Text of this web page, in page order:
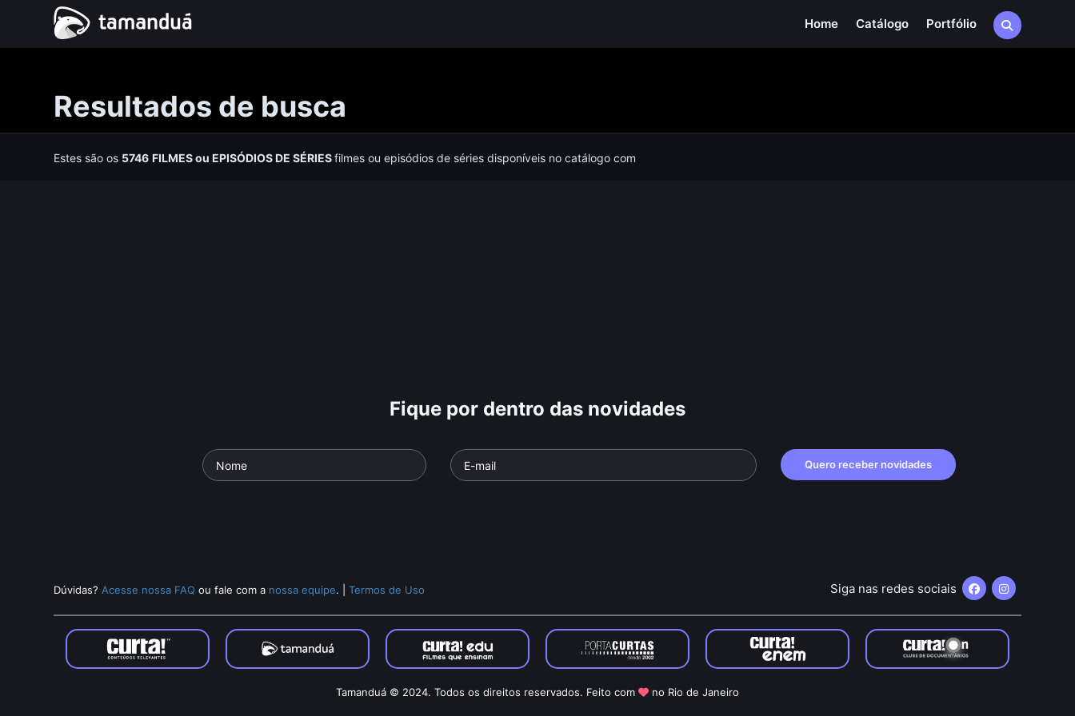
Home Catálogo Portfólio
Resultados de busca
Estes são os 5746 FILMESou EPISÓDIOS DE SÉRIESfilmes ou episódios de séries disponíveis no catálogo com
Fique por dentro das novidades
Quero receber novidades
Dúvidas? Acesse nossa FAQ ou fale com a nossa equipe. |Termos de Uso Siga nas redes sociais
Tamanduá © 2024. Todos os direitos reservados. Feito com no Rio de Janeiro